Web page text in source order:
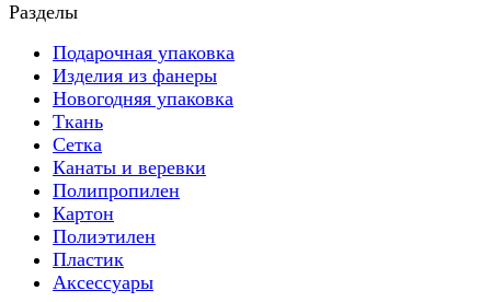
Разделы
Подарочная упаковка
Изделия из фанеры
Новогодняя упаковка
Ткань
Сетка
Канаты и веревки
Полипропилен
Картон
Полиэтилен
Пластик
Аксессуары